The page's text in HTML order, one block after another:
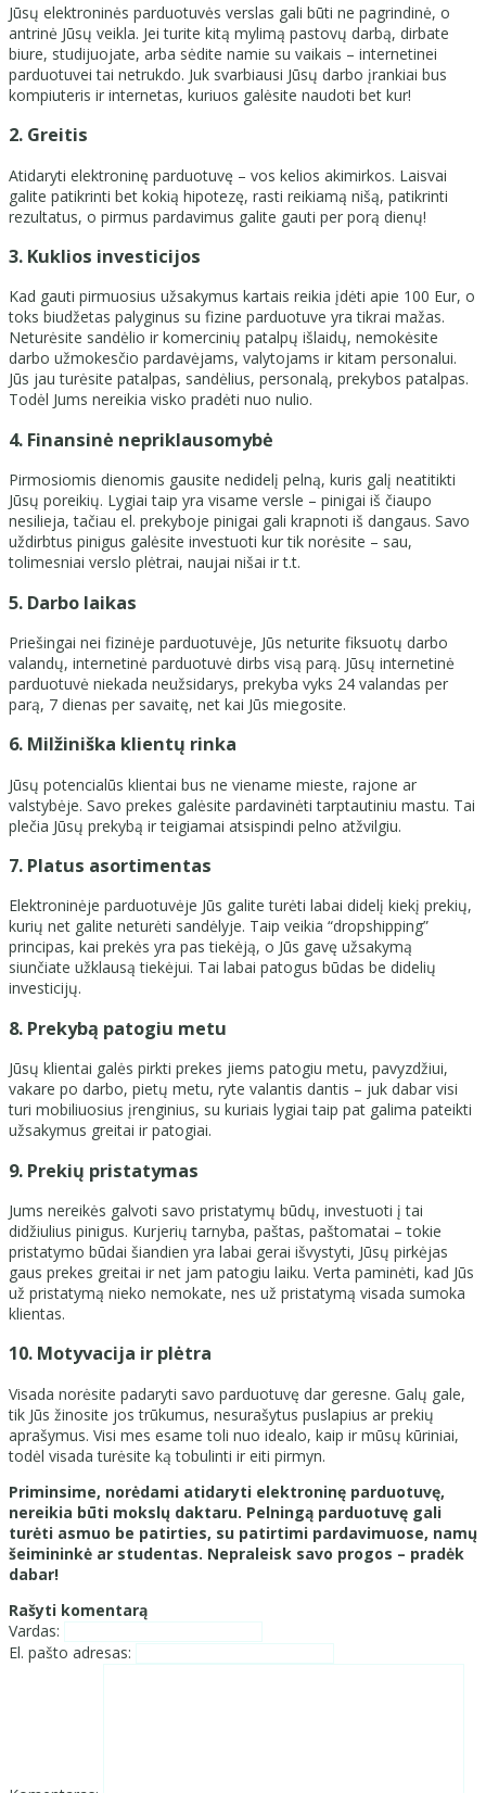
Jūsų elektroninės parduotuvės verslas gali būti ne pagrindinė, o
antrinė Jūsų veikla. Jei turite kitą mylimą pastovų darbą, dirbate
biure, studijuojate, arba sėdite namie su vaikais – internetinei
parduotuvei tai netrukdo. Juk svarbiausi Jūsų darbo įrankiai bus
kompiuteris ir internetas, kuriuos galėsite naudoti bet kur!
2. Greitis
Atidaryti elektroninę parduotuvę – vos kelios akimirkos. Laisvai
galite patikrinti bet kokią hipotezę, rasti reikiamą nišą, patikrinti
rezultatus, o pirmus pardavimus galite gauti per porą dienų!
3. Kuklios investicijos
Kad gauti pirmuosius užsakymus kartais reikia įdėti apie 100 Eur, o
toks biudžetas palyginus su fizine parduotuve yra tikrai mažas.
Neturėsite sandėlio ir komercinių patalpų išlaidų, nemokėsite
darbo užmokesčio pardavėjams, valytojams ir kitam personalui.
Jūs jau turėsite patalpas, sandėlius, personalą, prekybos patalpas.
Todėl Jums nereikia visko pradėti nuo nulio.
4. Finansinė nepriklausomybė
Pirmosiomis dienomis gausite nedidelį pelną, kuris galį neatitikti
Jūsų poreikių. Lygiai taip yra visame versle – pinigai iš čiaupo
nesilieja, tačiau el. prekyboje pinigai gali krapnoti iš dangaus. Savo
uždirbtus pinigus galėsite investuoti kur tik norėsite – sau,
tolimesniai verslo plėtrai, naujai nišai ir t.t.
5. Darbo laikas
Priešingai nei fizinėje parduotuvėje, Jūs neturite fiksuotų darbo
valandų, internetinė parduotuvė dirbs visą parą. Jūsų internetinė
parduotuvė niekada neužsidarys, prekyba vyks 24 valandas per
parą, 7 dienas per savaitę, net kai Jūs miegosite.
6. Milžiniška klientų rinka
Jūsų potencialūs klientai bus ne viename mieste, rajone ar
valstybėje. Savo prekes galėsite pardavinėti tarptautiniu mastu. Tai
plečia Jūsų prekybą ir teigiamai atsispindi pelno atžvilgiu.
7. Platus asortimentas
Elektroninėje parduotuvėje Jūs galite turėti labai didelį kiekį prekių,
kurių net galite neturėti sandėlyje. Taip veikia “dropshipping”
principas, kai prekės yra pas tiekėją, o Jūs gavę užsakymą
siunčiate užklausą tiekėjui. Tai labai patogus būdas be didelių
investicijų.
8. Prekybą patogiu metu
Jūsų klientai galės pirkti prekes jiems patogiu metu, pavyzdžiui,
vakare po darbo, pietų metu, ryte valantis dantis – juk dabar visi
turi mobiliuosius įrenginius, su kuriais lygiai taip pat galima pateikti
užsakymus greitai ir patogiai.
9. Prekių pristatymas
Jums nereikės galvoti savo pristatymų būdų, investuoti į tai
didžiulius pinigus. Kurjerių tarnyba, paštas, paštomatai – tokie
pristatymo būdai šiandien yra labai gerai išvystyti, Jūsų pirkėjas
gaus prekes greitai ir net jam patogiu laiku. Verta paminėti, kad Jūs
už pristatymą nieko nemokate, nes už pristatymą visada sumoka
klientas.
10. Motyvacija ir plėtra
Visada norėsite padaryti savo parduotuvę dar geresne. Galų gale,
tik Jūs žinosite jos trūkumus, nesurašytus puslapius ar prekių
aprašymus. Visi mes esame toli nuo idealo, kaip ir mūsų kūriniai,
todėl visada turėsite ką tobulinti ir eiti pirmyn.
Priminsime, norėdami atidaryti elektroninę parduotuvę,
nereikia būti mokslų daktaru. Pelningą parduotuvę gali
turėti asmuo be patirties, su patirtimi pardavimuose, namų
šeimininkė ar studentas. Nepraleisk savo progos – pradėk
dabar!
Rašyti komentarą
Vardas:
El. pašto adresas: